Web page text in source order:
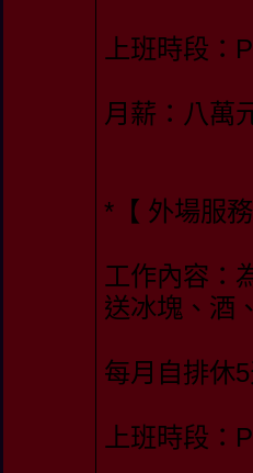
上班時段：
月薪：八萬
*【 外場服
工作內容：
送冰塊、酒
每月自排休
上班時段：